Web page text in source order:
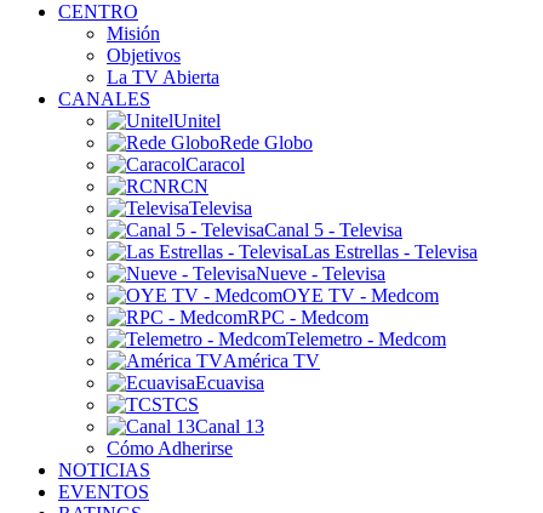
CENTRO
Misión
Objetivos
La TV Abierta
CANALES
Unitel
Rede Globo
Caracol
RCN
Televisa
Canal 5 - Televisa
Las Estrellas - Televisa
Nueve - Televisa
OYE TV - Medcom
RPC - Medcom
Telemetro - Medcom
América TV
Ecuavisa
TCS
Canal 13
Cómo Adherirse
NOTICIAS
EVENTOS